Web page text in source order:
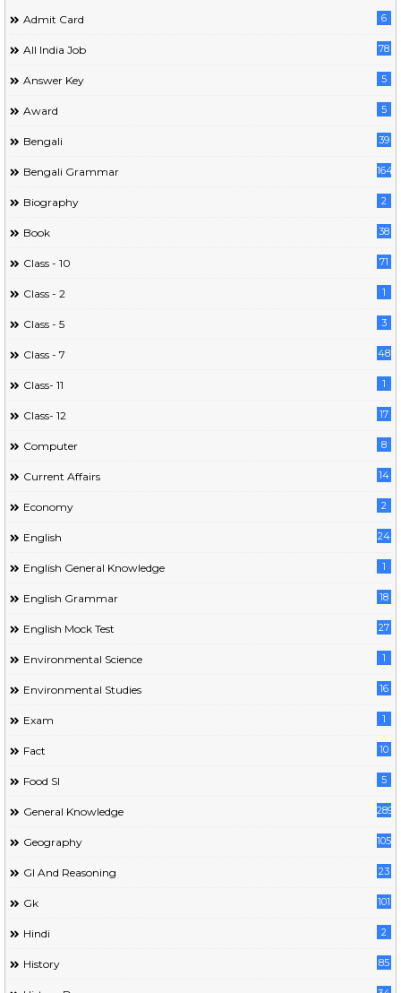
Admit Card 6
All India Job 78
Answer Key 5
Award 5
Bengali 39
Bengali Grammar 164
Biography 2
Book 38
Class - 10 71
Class - 2 1
Class - 5 3
Class - 7 48
Class- 11 1
Class- 12 17
Computer 8
Current Affairs 14
Economy 2
English 24
English General Knowledge 1
English Grammar 18
English Mock Test 27
Environmental Science 1
Environmental Studies 16
Exam 1
Fact 10
Food SI 5
General Knowledge 289
Geography 105
GI And Reasoning 23
Gk 101
Hindi 2
History 85